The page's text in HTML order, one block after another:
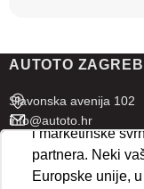
AUTOTO ZAGREB
Slavonska avenija 102
info@autoto.hr
Pon - Pet 07:30-18:00
Sub 08:00-13:00
ispravno
kolačića na vaš
i marketinške
partnera. Neki
Europske unije,